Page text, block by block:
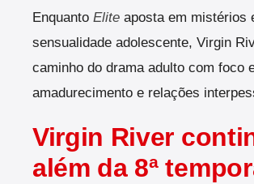
Enquanto Elite aposta em mistérios
sensualidade adolescente, Virgin
caminho do drama adulto com foco
amadurecimento e relações
Virgin River
além da 8ª